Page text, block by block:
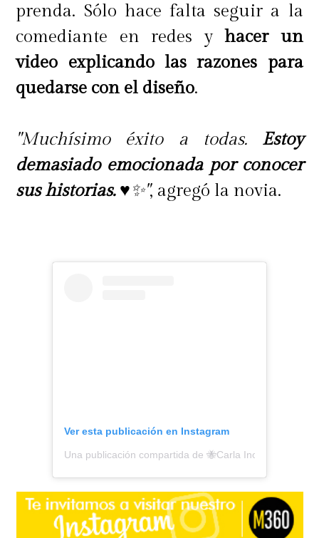
prenda. Sólo hace falta seguir a la
comediante en redes yhacer un
video explicando las razones para
quedarse con el diseño.
"Muchísimo éxito a todas. Estoy
demasiado emocionada por conocer
sus historias.♥️✨", agregó la novia.
Ver esta publicación en Instagram
Una publicación compartida de 🐝Carla Inostroza🐝